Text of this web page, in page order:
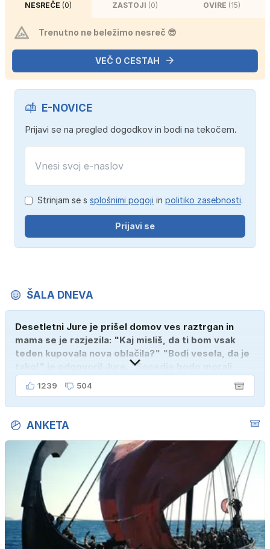
NESREČE (0) ZASTOJI (0) OVIRE (15)
Trenutno ne beležimo nesreč 😎
VEČ O CESTAH
E-NOVICE
Prijavi se na pregled dogodkov in bodi na tekočem.
Strinjam se s splošnimi pogoji in politiko zasebnosti.
Prijavi se
ŠALA DNEVA
Desetletni Jure je prišel domov ves raztrgan in
mama se je razjezila: "Kaj misliš, da ti bom vsak
teden kupovala nova oblačila?" "Bodi vesela, da je
tako!" je odgovoril Jure. "Sosedje bodo morali
kupiti novega sina, tako sem ga prebutal!"
1239 504
ANKETA